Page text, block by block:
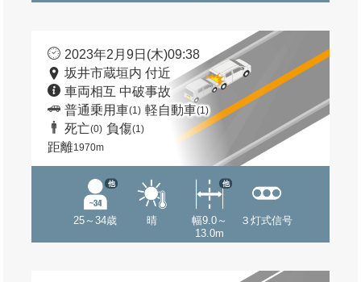
2023年2月9日(木)09:38
坂井市蔵垣内 付近
車両相互 中破事故
普通乗用車(1) 軽自動車(1)
死亡(0) 負傷(1)
距離1970m
25～34歳
他
晴
幅9.0～
13.0m
他
３灯式信号